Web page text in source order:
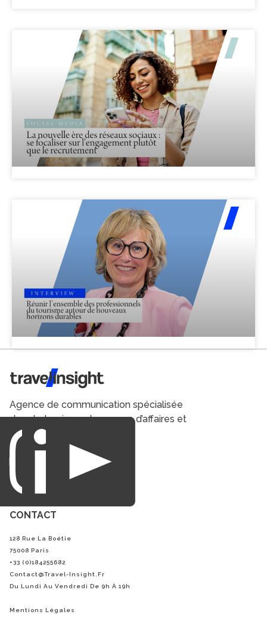
Travel Insight
Agence de communication spécialisée
dans le tourisme du voyage d’affaires et
du loisirs.
CONTACT
128 Rue La Boétie
75008 Paris
+33 (0)184255682
Contact@Travel-Insight.fr
Du Lundi Au Vendredi De 9h À 19h
Mentions Légales